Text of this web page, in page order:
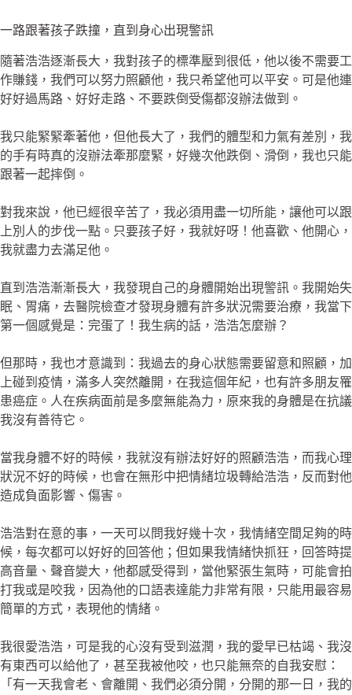
一路跟著孩子跌撞，直到身心出現警訊
隨著浩浩逐漸長大，我對孩子的標準壓到很低，他以後不需要工
作賺錢，我們可以努力照顧他，我只希望他可以平安。可是他連
好好過馬路、好好走路、不要跌倒受傷都沒辦法做到。
我只能緊緊牽著他，但他長大了，我們的體型和力氣有差別，我
的手有時真的沒辦法牽那麼緊，好幾次他跌倒、滑倒，我也只能
跟著一起摔倒。
對我來說，他已經很辛苦了，我必須用盡一切所能，讓他可以跟
上別人的步伐一點。只要孩子好，我就好呀！他喜歡、他開心，
我就盡力去滿足他。
直到浩浩漸漸長大，我發現自己的身體開始出現警訊。我開始失
眠、胃痛，去醫院檢查才發現身體有許多狀況需要治療，我當下
第一個感覺是：完蛋了！我生病的話，浩浩怎麼辦？
但那時，我也才意識到：我過去的身心狀態需要留意和照顧，加
上碰到疫情，滿多人突然離開，在我這個年紀，也有許多朋友罹
患癌症。人在疾病面前是多麼無能為力，原來我的身體是在抗議
我沒有善待它。
當我身體不好的時候，我就沒有辦法好好的照顧浩浩，而我心理
狀況不好的時候，也會在無形中把情緒垃圾轉給浩浩，反而對他
造成負面影響、傷害。
浩浩對在意的事，一天可以問我好幾十次，我情緒空間足夠的時
候，每次都可以好好的回答他；但如果我情緒快抓狂，回答時提
高音量、聲音變大，他都感受得到，當他緊張生氣時，可能會拍
打我或是咬我，因為他的口語表達能力非常有限，只能用最容易
簡單的方式，表現他的情緒。
我很愛浩浩，可是我的心沒有受到滋潤，我的愛早已枯竭、我沒
有東西可以給他了，甚至我被他咬，也只能無奈的自我安慰：
「有一天我會老、會離開、我們必須分開，分開的那一日，我的